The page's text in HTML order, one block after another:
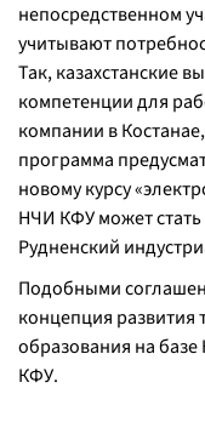
непосредственном
учитывают
Так, казахстанские
компетенции для
компании в
программа
новому курсу
НЧИ КФУ может стать
Рудненский
Подобными
концепция развития
образования на
КФУ.